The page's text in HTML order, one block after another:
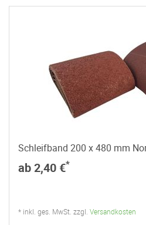
Schleifband 200 x 480 mm
ab 2,40 €*
* inkl. ges. MwSt. zzgl. Versandkosten